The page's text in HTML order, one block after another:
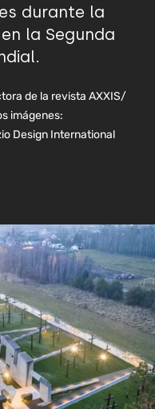
durante la
la Segunda
de la revista AXXIS/
imágenes:
Design International